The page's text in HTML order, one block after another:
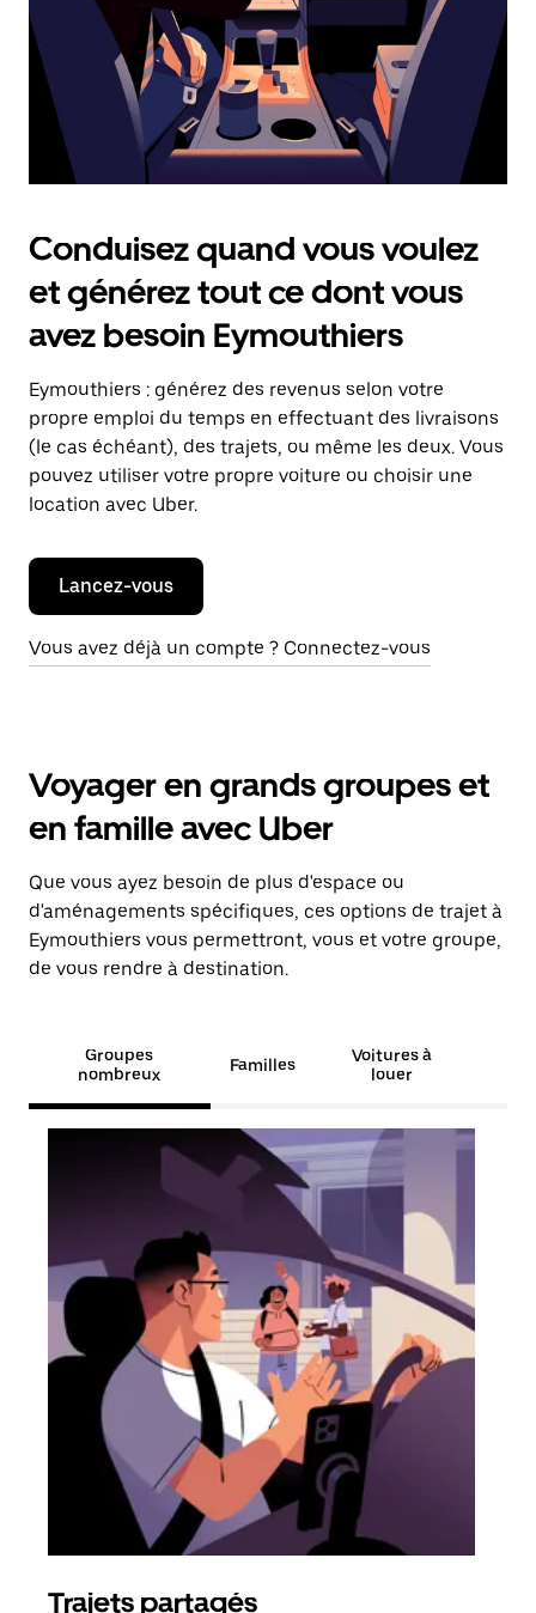
pour
fermer
le
calendrier.
Conduisez quand vous voulez
et générez tout ce dont vous
avez besoin Eymouthiers
Eymouthiers : générez des revenus selon votre
propre emploi du temps en effectuant des livraisons
(le cas échéant), des trajets, ou même les deux. Vous
pouvez utiliser votre propre voiture ou choisir une
location avec Uber.
Lancez-vous
Vous avez déjà un compte ? Connectez-vous
Voyager en grands groupes et
en famille avec Uber
Que vous ayez besoin de plus d'espace ou
d'aménagements spécifiques, ces options de trajet à
Eymouthiers vous permettront, vous et votre groupe,
de vous rendre à destination.
Groupes
nombreux
Familles
Voitures à
louer
Trajets partagés